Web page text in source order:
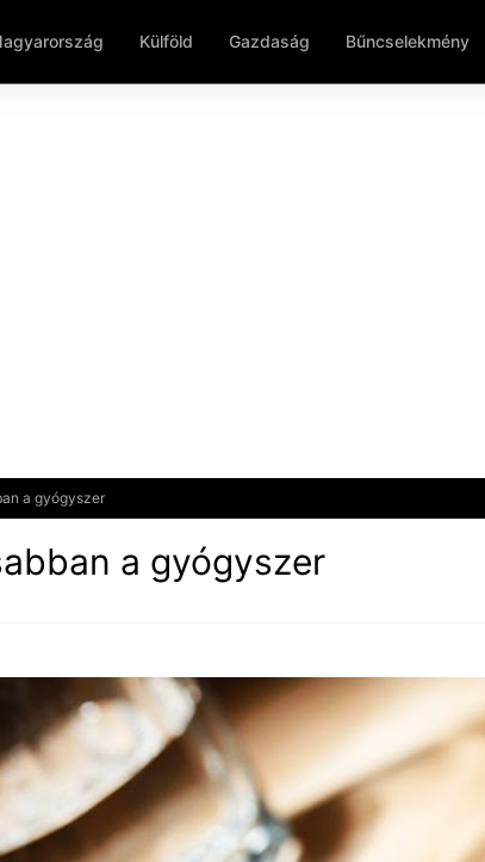
Külföld Gazdaság Bűncselekmény
a gyógyszer
a gyógyszer